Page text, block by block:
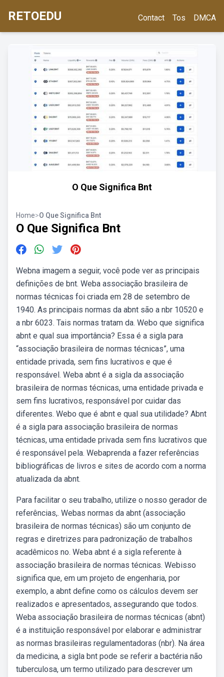
RETOEDU Contact Tos DMCA
O Que Significa Bnt
Home>O Que Significa Bnt
O Que Significa Bnt
Webna imagem a seguir, você pode ver as principais
definições de bnt. Weba associação brasileira de
normas técnicas foi criada em 28 de setembro de
1940. As principais normas da abnt são a nbr 10520 e
a nbr 6023. Tais normas tratam da. Webo que significa
abnt e qual sua importância? Essa é a sigla para
“associação brasileira de normas técnicas”, uma
entidade privada, sem fins lucrativos e que é
responsável. Weba abnt é a sigla da associação
brasileira de normas técnicas, uma entidade privada e
sem fins lucrativos, responsável por cuidar das
diferentes. Webo que é abnt e qual sua utilidade? Abnt
é a sigla para associação brasileira de normas
técnicas, uma entidade privada sem fins lucrativos que
é responsável pela. Webaprenda a fazer referências
bibliográficas de livros e sites de acordo com a norma
atualizada da abnt.
Para facilitar o seu trabalho, utilize o nosso gerador de
referências,. Webas normas da abnt (associação
brasileira de normas técnicas) são um conjunto de
regras e diretrizes para padronização de trabalhos
acadêmicos no. Weba abnt é a sigla referente à
associação brasileira de normas técnicas. Webisso
significa que, em um projeto de engenharia, por
exemplo, a abnt define como os cálculos devem ser
realizados e apresentados, assegurando que todos.
Weba associação brasileira de normas técnicas (abnt)
é a instituição responsável por elaborar e administrar
as normas brasileiras regulamentadoras (nbr). Na área
da medicina, a sigla bnt pode se referir a bactéria não
tuberculosa, um termo utilizado para descrever um